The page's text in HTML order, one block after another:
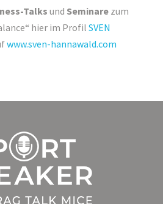
Talksund Seminarezum
hier im Profil SVEN
www.sven-hannawald.com